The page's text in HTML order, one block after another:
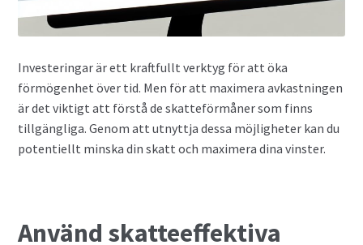
Samla ihop dina lån
Spara i fonder
Terminer
Vad är Bitcoin?
Investeringar är ett kraftfullt verktyg för att öka
förmögenhet över tid. Men för att maximera avkastningen
är det viktigt att förstå de skatteförmåner som finns
tillgängliga. Genom att utnyttja dessa möjligheter kan du
potentiellt minska din skatt och maximera dina vinster.
Använd skatteeffektiva